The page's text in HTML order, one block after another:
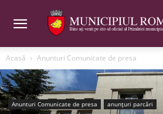
Acasă Anunturi Comunicate de presa
Anunturi Comunicate de presa anunțuri parcări